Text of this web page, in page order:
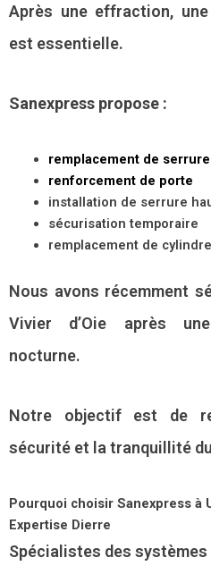
Après une effraction,
est essentielle.
Sanexpress propose :
remplacement de
renforcement de porte
installation de serrure
sécurisation temporaire
remplacement de cylindre
Nous avons récemment
Vivier d’Oie après
nocturne.
Notre objectif est de
sécurité et la tranquillité
Pourquoi choisir Sanexpress à
Expertise Dierre
Spécialistes des systèmes